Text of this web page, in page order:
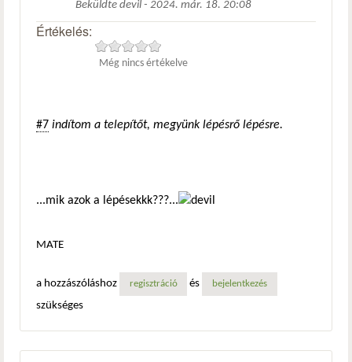
Beküldte devil - 2024. már. 18. 20:08
Értékelés:
Még nincs értékelve
#7 indítom a telepítőt, megyünk lépésrő lépésre.
...mik azok a lépésekkk???...
MATE
a hozzászóláshoz regisztráció és bejelentkezés
szükséges